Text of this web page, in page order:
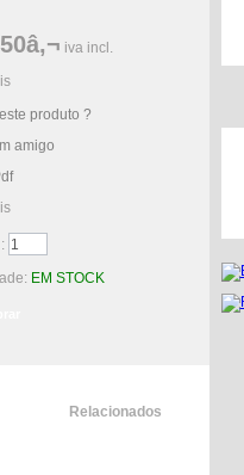
iva incl.
produto ?
amigo
EM STOCK
Relacionados